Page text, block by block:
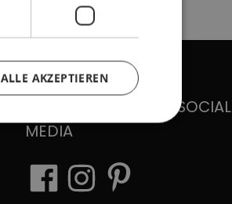
FOLGEN SIE UNS AUF SOCIAL
MEDIA
ALLE AKZEPTIEREN